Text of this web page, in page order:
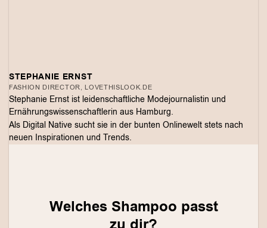
STEPHANIE ERNST
FASHION DIRECTOR, LOVETHISLOOK.DE
Stephanie Ernst ist leidenschaftliche Modejournalistin und
Ernährungswissenschaftlerin aus Hamburg.
Als Digital Native sucht sie in der bunten Onlinewelt stets nach
neuen Inspirationen und Trends.
Welches Shampoo passt